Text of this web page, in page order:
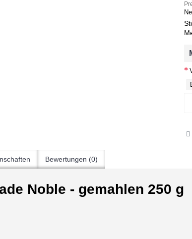
Bewertungen (0)
Noble - gemahlen 250 g